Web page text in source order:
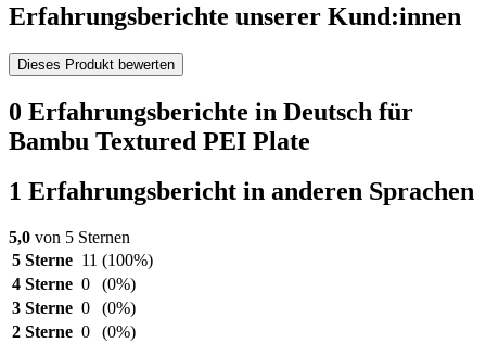
Erfahrungsberichte unserer Kund:innen
Dieses Produkt bewerten
0 Erfahrungsberichte in Deutsch für
Bambu Textured PEI Plate
1 Erfahrungsbericht in anderen Sprachen
5,0 von 5 Sternen
5 Sterne 11 (100%)
4 Sterne 0
(0%)
3 Sterne 0
(0%)
2 Sterne 0
(0%)